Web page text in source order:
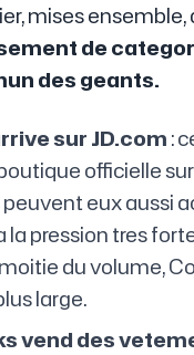
mises
de
des geants.
sur JD.com:
officielle
eux aussi
la pression tres
du volume,
large.
vend des